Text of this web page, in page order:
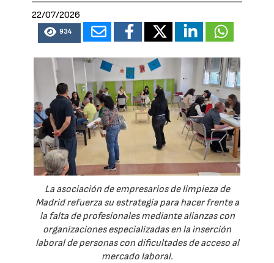
22/07/2026
934
La asociación de empresarios de limpieza de
Madrid refuerza su estrategia para hacer frente a
la falta de profesionales mediante alianzas con
organizaciones especializadas en la inserción
laboral de personas con dificultades de acceso al
mercado laboral.